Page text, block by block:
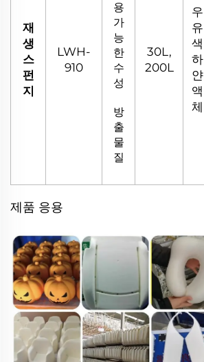
재
생
스
펀
지
LWH-
910
용
가
능
한
수
성
방
출
물
질
30L,
200L
우
유
색
하
얀
액
체
제품 응용